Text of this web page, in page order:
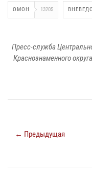
ОМОН 13205
Пресс-служба
Краснознаменного
← Предыдущая